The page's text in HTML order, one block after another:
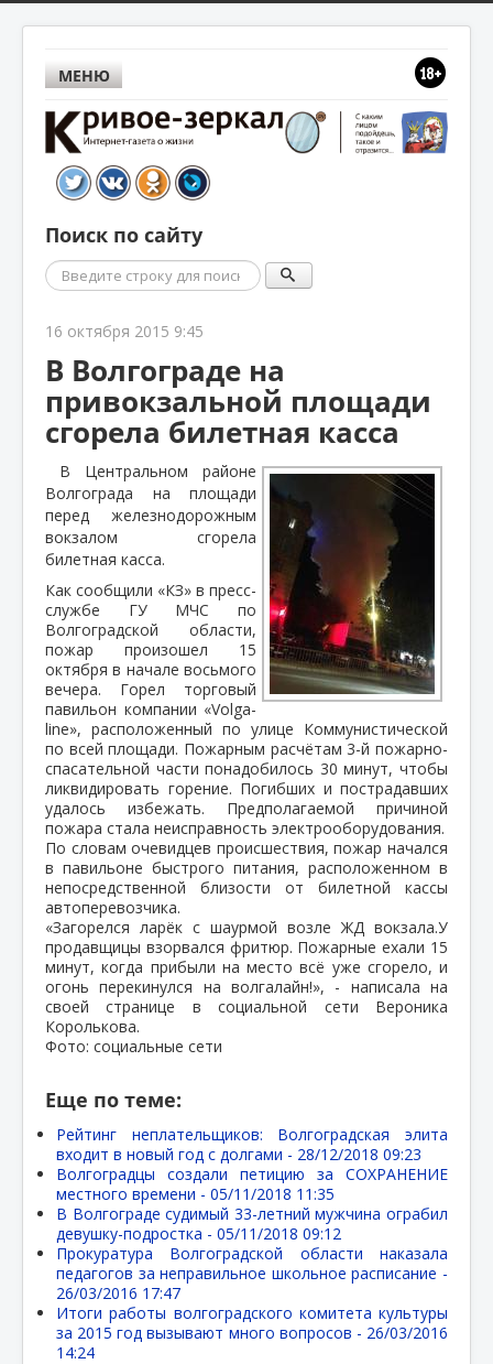
МЕНЮ
Поиск по сайту
Поиск
16 октября 2015 9:45
В Волгограде на
привокзальной площади
сгорела билетная касса
В Центральном районе
Волгограда на площади
перед железнодорожным
вокзалом сгорела
билетная касса.
Как сообщили «КЗ» в пресс-
службе ГУ МЧС по
Волгоградской области,
пожар произошел 15
октября в начале восьмого
вечера. Горел торговый
павильон компании «Volga-
line», расположенный по улице Коммунистической
по всей площади. Пожарным расчётам 3-й пожарно-
спасательной части понадобилось 30 минут, чтобы
ликвидировать горение. Погибших и пострадавших
удалось избежать. Предполагаемой причиной
пожара стала неисправность электрооборудования.
По словам очевидцев происшествия, пожар начался
в павильоне быстрого питания, расположенном в
непосредственной близости от билетной кассы
автоперевозчика.
«Загорелся ларёк с шаурмой возле ЖД вокзала.У
продавщицы взорвался фритюр. Пожарные ехали 15
минут, когда прибыли на место всё уже сгорело, и
огонь перекинулся на волгалайн!», - написала на
своей странице в социальной сети Вероника
Королькова.
Фото: социальные сети
Еще по теме:
Рейтинг неплательщиков: Волгоградская элита
входит в новый год с долгами - 28/12/2018 09:23
Волгоградцы создали петицию за СОХРАНЕНИЕ
местного времени - 05/11/2018 11:35
В Волгограде судимый 33-летний мужчина ограбил
девушку-подростка - 05/11/2018 09:12
Прокуратура Волгоградской области наказала
педагогов за неправильное школьное расписание -
26/03/2016 17:47
Итоги работы волгоградского комитета культуры
за 2015 год вызывают много вопросов - 26/03/2016
14:24